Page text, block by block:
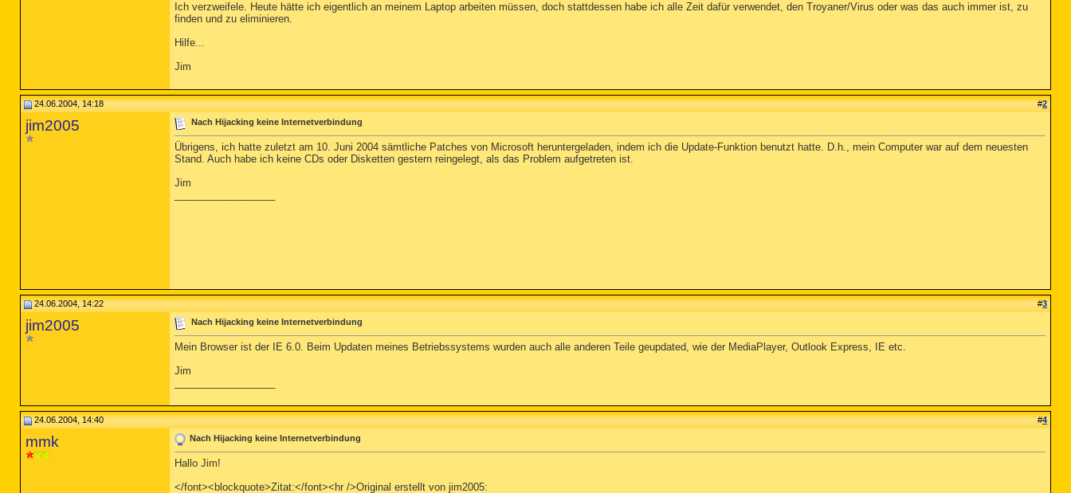
Ich verzweifele. Heute hätte ich eigentlich an meinem Laptop arbeiten müssen, doch stattdessen habe ich alle Zeit dafür verwendet, den Troyaner/Virus oder was das auch immer ist, zu
finden und zu eliminieren.
Hilfe...
Jim
24.06.2004, 14:18 #2
jim2005 Nach Hijacking keine Internetverbindung
Übrigens, ich hatte zuletzt am 10. Juni 2004 sämtliche Patches von Microsoft heruntergeladen, indem ich die Update-Funktion benutzt hatte. D.h., mein Computer war auf dem neuesten
Stand. Auch habe ich keine CDs oder Disketten gestern reingelegt, als das Problem aufgetreten ist.
Jim
24.06.2004, 14:22 #3
jim2005 Nach Hijacking keine Internetverbindung
Mein Browser ist der IE 6.0. Beim Updaten meines Betriebssystems wurden auch alle anderen Teile geupdated, wie der MediaPlayer, Outlook Express, IE etc.
Jim
24.06.2004, 14:40 #4
mmk Nach Hijacking keine Internetverbindung
Hallo Jim!
</font><blockquote>Zitat:</font><hr />Original erstellt von jim2005: